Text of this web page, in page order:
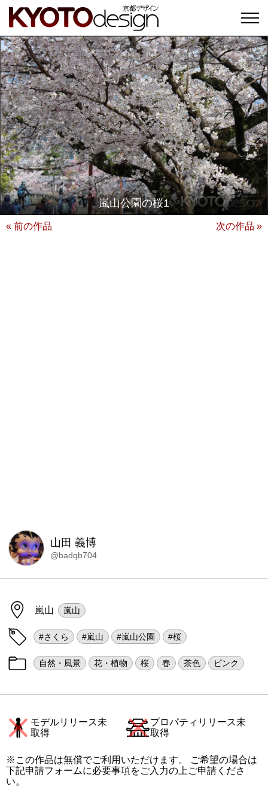
嵐山公園の桜1
« 前の作品 次の作品 »
山田 義博
@badqb704
嵐山 嵐山
#さくら #嵐山 #嵐山公園 #桜
自然・風景 花・植物 桜 春 茶色 ピンク
モデルリリース未
取得
プロパティリリース未
取得
※この作品は無償でご利用いただけます。 ご希望の場合は
下記申請フォームに必要事項をご入力の上ご申請くださ
い。